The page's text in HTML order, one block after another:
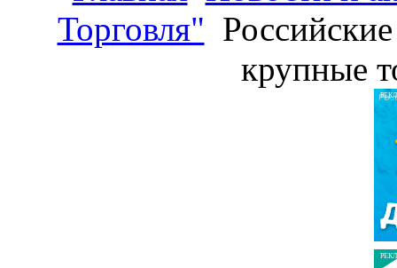
Торговля"
крупные